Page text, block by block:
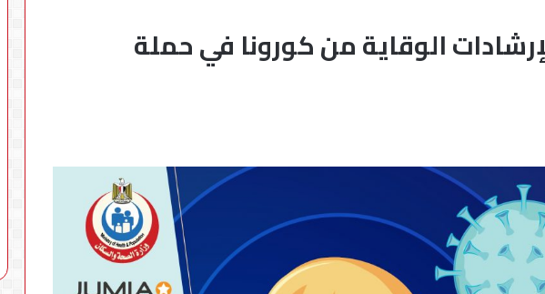
الوقاية من كورونا في حملة